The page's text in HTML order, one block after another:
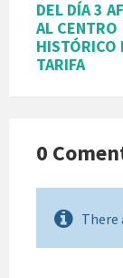
DEL DÍA 3
AL CENTRO
HISTÓRICO
TARIFA
0
There